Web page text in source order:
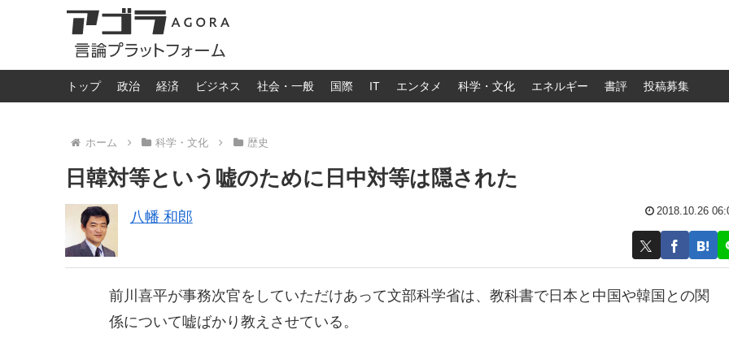
トップ 政治 経済 ビジネス 社会・一般 国際 IT エンタメ 科学・文化 エネルギー 書評 投稿募集
ホーム 科学・文化 歴史
日韓対等という嘘のために日中対等は隠された
八幡 和郎 2018.10.26
前川喜平が事務次官をしていただけあって文部科学省は、教科書で日本と中国や韓国との関
係について嘘ばかり教えさせている。